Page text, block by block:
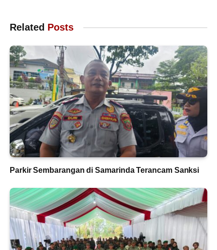
Related Posts
Parkir Sembarangan di Samarinda Terancam Sanksi